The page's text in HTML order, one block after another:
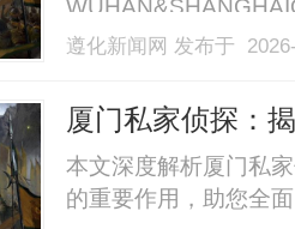
业验光配镜的写字楼
40%-60%优惠，兼顾
遵化新闻网 发布于
厦门私家侦探：
本文深度解析厦门私
的重要作用，助您全